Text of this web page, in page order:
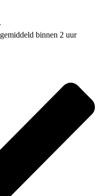
binnen 2 uur